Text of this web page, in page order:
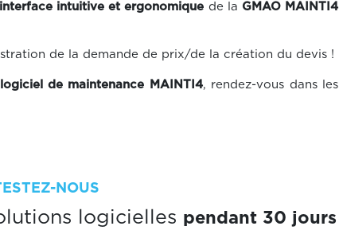
interface intuitive et ergonomique de la GMAO MAINTI4
de la demande de prix/de la création du devis !
logiciel de maintenance MAINTI4, rendez-vous dans les
NOUS
logicielles pendant 30 jours